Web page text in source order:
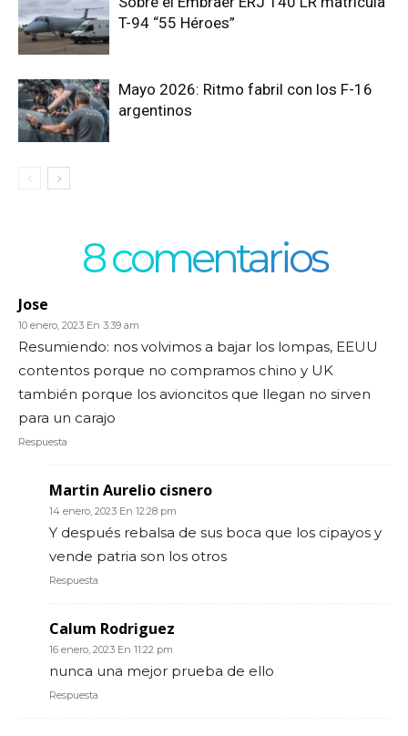
T-94 “55 Héroes”
Mayo 2026: Ritmo fabril con los F-16
argentinos
8 comentarios
Jose
10 enero, 2023 En 3:39 am
Resumiendo: nos volvimos a bajar los lompas, EEUU
contentos porque no compramos chino y UK
también porque los avioncitos que llegan no sirven
para un carajo
Respuesta
Martin Aurelio cisnero
14 enero, 2023 En 12:28 pm
Y después rebalsa de sus boca que los cipayos y
vende patria son los otros
Respuesta
Calum Rodriguez
16 enero, 2023 En 11:22 pm
nunca una mejor prueba de ello
Respuesta